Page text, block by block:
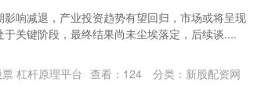
响减退，产业投资趋势有望回归，市场或将呈现
关键阶段，最终结果尚未尘埃落定，后续谈....
杠杆原理平台 查看： 124 分类： 新股配资网